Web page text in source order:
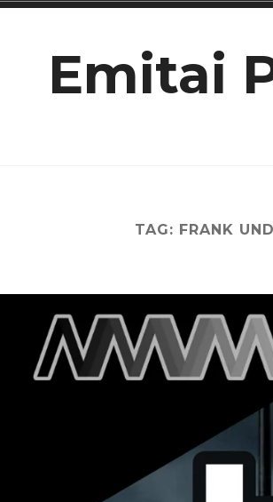
Ir
conteúdoEmitai
TAG: FRANK